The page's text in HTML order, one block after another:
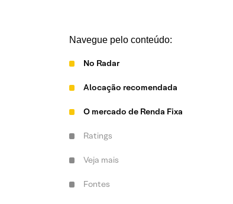
Navegue pelo conteúdo:
No Radar
Alocação recomendada
O mercado de Renda Fixa
Ratings
Veja mais
Fontes